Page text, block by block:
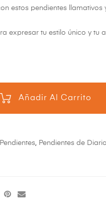
estos pendientes llamativos
expresar tu estilo único y tu
Añadir Al Carrito
Pendientes, Pendientes de Diario